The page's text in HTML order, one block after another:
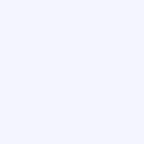
リーダー候補）】未経験歓迎
＿ジュポンインターナショナル